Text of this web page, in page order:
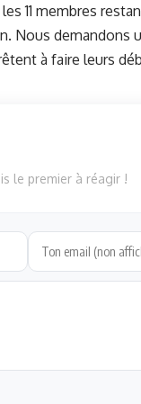
11 membres
Nous demandons
à faire leurs
le premier à réagir !